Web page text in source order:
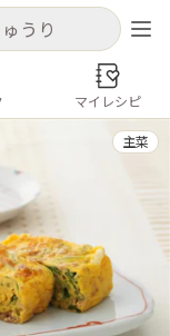
キャンセル
す
登録
キャンセル
ンテンツ
もろこし
マイレシピ
主菜